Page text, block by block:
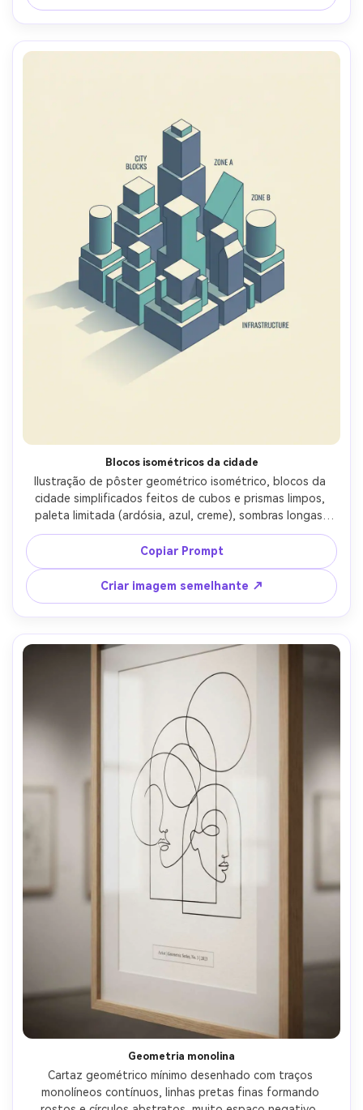
Blocos isométricos da cidade
Ilustração de pôster geométrico isométrico, blocos da
cidade simplificados feitos de cubos e prismas limpos,
paleta limitada (ardósia, azul, creme), sombras longas,
estilo vetorial nítido, área mínima de rótulo, cartaz
moderno infográfico-encontra-arte, composição
equilibrada e hierarquia clara, iluminação cinematográfica
suave-AR 4:5
Copiar Prompt
Criar imagem semelhante ↗
Geometria monolina
Cartaz geométrico mínimo desenhado com traços
monolíneos contínuos, linhas pretas finas formando